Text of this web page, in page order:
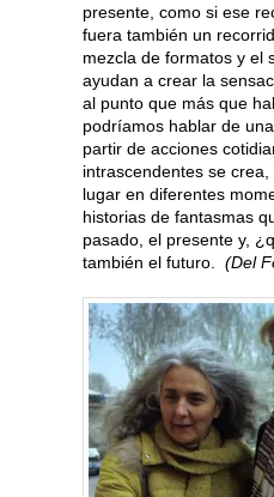
presente, como si ese
fuera también un
mezcla de formatos y el
ayudan a crear la
al punto que más que
podríamos hablar de
partir de acciones
intrascendentes se
lugar en diferentes
historias de fantasmas
pasado, el presente y,
también el futuro. (Del